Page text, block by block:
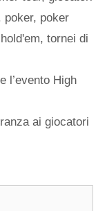
poker, poker
, tornei di
l’evento High
ai giocatori